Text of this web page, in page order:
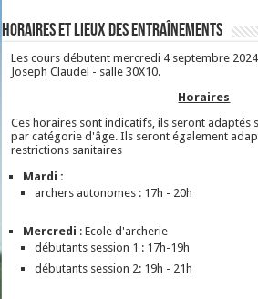
Horaires et lieux des entraînements
Les cours débutent mercredi 4 septembre
Joseph Claudel - salle 30X10.
Horaires
Ces horaires sont indicatifs, ils seront adaptés
par catégorie d'âge. Ils seront également
restrictions sanitaires
Mardi :
archers autonomes : 17h - 20h
Mercredi : Ecole d'archerie
débutants session 1 : 17h-19h
débutants session 2: 19h - 21h